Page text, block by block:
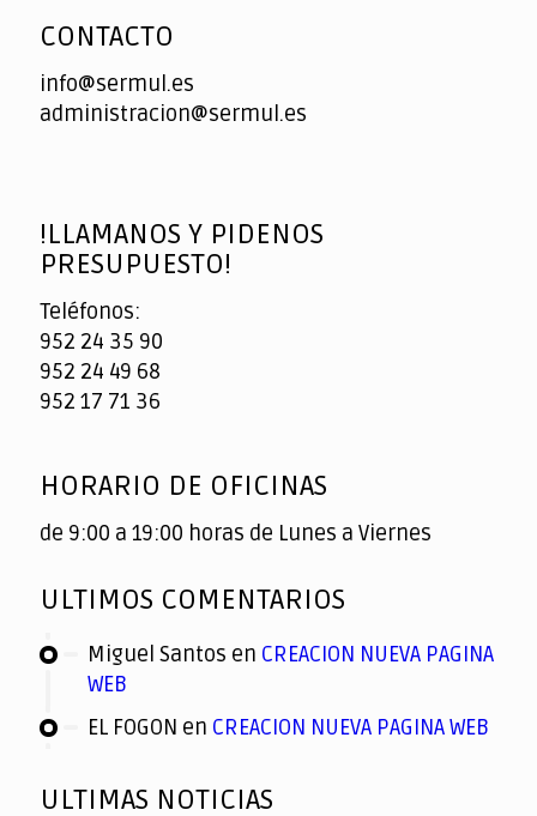
CONTACTO
info@sermul.es
administracion@sermul.es
!LLAMANOS Y PIDENOS
PRESUPUESTO!
Teléfonos:
952 24 35 90
952 24 49 68
952 17 71 36
HORARIO DE OFICINAS
de 9:00 a 19:00 horas de Lunes a Viernes
ULTIMOS COMENTARIOS
Miguel Santos en CREACION NUEVA PAGINA
WEB
EL FOGON en CREACION NUEVA PAGINA WEB
ULTIMAS NOTICIAS